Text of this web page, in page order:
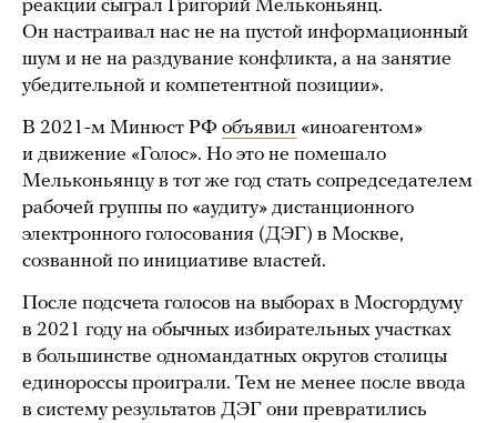
реакции сыграл Григорий Мельконьянц.
Он настраивал нас не на пустой информационный
шум и не на раздувание конфликта, а на занятие
убедительной и компетентной позиции».
В 2021-м Минюст РФ объявил «иноагентом»
и движение «Голос». Но это не помешало
Мельконьянцу в тот же год стать сопредседателем
рабочей группы по «аудиту» дистанционного
электронного голосования (ДЭГ) в Москве,
созванной по инициативе властей.
После подсчета голосов на выборах в Мосгордуму
в 2021 году на обычных избирательных участках
в большинстве одномандатных округов столицы
единороссы проиграли. Тем не менее после ввода
в систему результатов ДЭГ они превратились